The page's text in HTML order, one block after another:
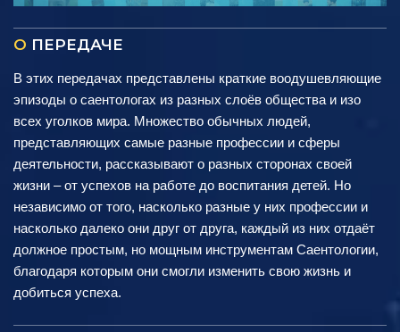
О ПЕРЕДАЧЕ
В этих передачах представлены краткие воодушевляющие
эпизоды о саентологах из разных слоёв общества и изо
всех уголков мира. Множество обычных людей,
представляющих самые разные профессии и сферы
деятельности, рассказывают о разных сторонах своей
жизни – от успехов на работе до воспитания детей. Но
независимо от того, насколько разные у них профессии и
насколько далеко они друг от друга, каждый из них отдаёт
должное простым, но мощным инструментам Саентологии,
благодаря которым они смогли изменить свою жизнь и
добиться успеха.